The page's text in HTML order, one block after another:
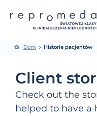
Dom Historie pacjentów
Client
Check out the
helped to have a